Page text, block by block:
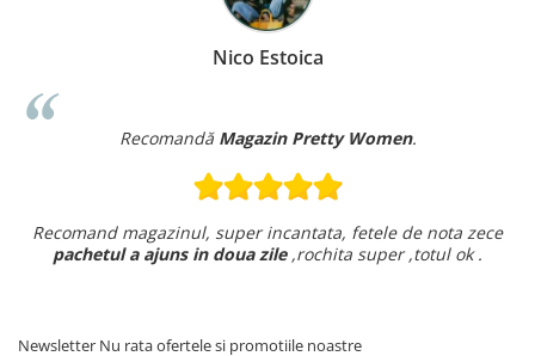
Nico Estoica
Recomandă Magazin Pretty Women.
Recomand magazinul, super incantata, fetele de nota zece
pachetul a ajuns in doua zile,rochita super ,totul ok .
Newsletter Nu rata ofertele si promotiile noastre